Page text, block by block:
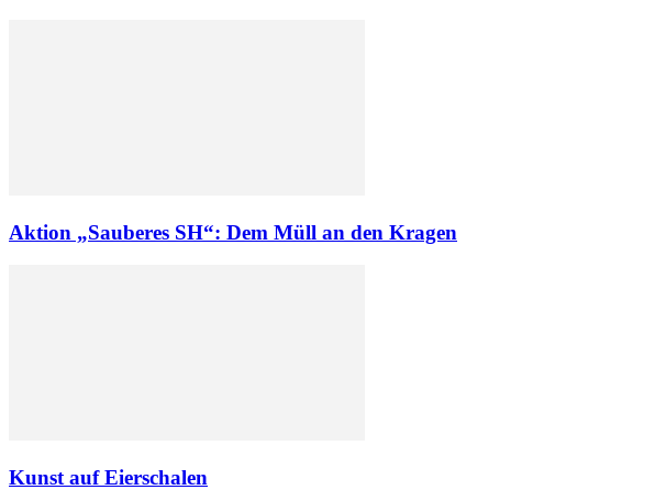
Aktion „Sauberes SH“: Dem Müll an den Kragen
Kunst auf Eierschalen